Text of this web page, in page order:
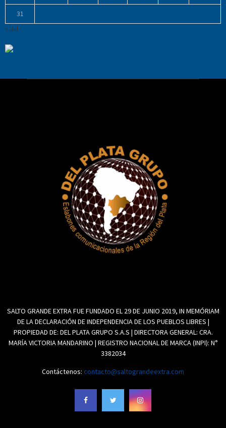
31
« Jul
SALTO GRANDE EXTRA FUE FUNDADO EL 29 DE JUNIO 2019, IN MEMÓRIAM
DE LA DECLARACIÓN DE INDEPENDENCIA DE LOS PUEBLOS LIBRES |
PROPIEDAD DE: DEL PLATA GRUPO S.A.S | DIRECTORA GENERAL: CRA.
MARÍA VICTORIA MANDARINO | REGISTRO NACIONAL DE MARCA (INPI): N°
3382034
Contáctenos: contacto@saltograndeextra.com